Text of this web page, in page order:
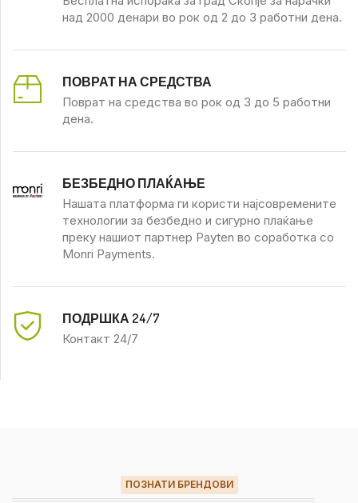
над 2000 денари во рок од 2 до 3 работни дена.
ПОВРАТ НА СРЕДСТВА
Поврат на средства во рок од 3 до 5 работни
дена.
БЕЗБЕДНО ПЛАЌАЊЕ
Нашата платформа ги користи најсовремените
технологии за безбедно и сигурно плаќање
преку нашиот партнер Payten во соработка со
Monri Payments.
ПОДРШКА 24/7
Контакт 24/7
ПОЗНАТИ БРЕНДОВИ